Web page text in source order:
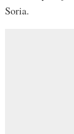
Soria.